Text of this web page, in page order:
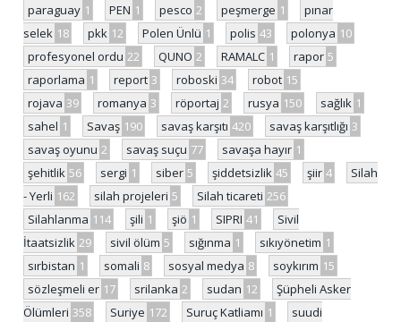
paraguay 1 PEN 1 pesco 2 peşmerge 1
pınar
selek 18 pkk 12 Polen Ünlü 1 polis 43 polonya 10
profesyonel ordu 22 QUNO 2 RAMALC 1 rapor 5
raporlama 1 report 3 roboski 34 robot 15
rojava 39 romanya 3 röportaj 2 rusya 150 sağlık 1
sahel 1 Savaş 190 savaş karşıtı 420 savaş karşıtlığı 3
savaş oyunu 2 savaş suçu 77 savaşa hayır 1
şehitlik 56 sergi 1 siber 5 şiddetsizlik 45 şiir 4
Silah
- Yerli 162 silah projeleri 5 Silah ticareti 256
Silahlanma 114 şili 1 şiö 1 SIPRI 41
Sivil
İtaatsizlik 29 sivil ölüm 5 sığınma 1 sıkıyönetim 1
sırbistan 1 somali 8 sosyal medya 8 soykırım 15
sözleşmeli er 17 srilanka 2 sudan 12
Şüpheli Asker
Ölümleri 358 Suriye 172 Suruç Katliamı 1
suudi